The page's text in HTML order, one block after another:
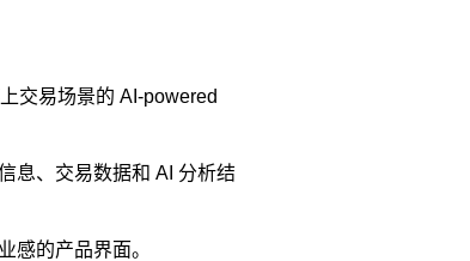
交易场景的 AI-powered
息、交易数据和 AI 分析结
感的产品界面。